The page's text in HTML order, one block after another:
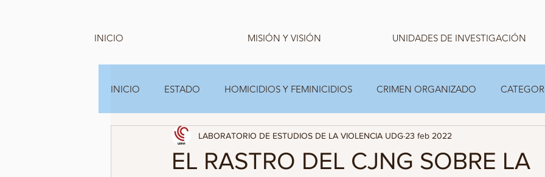
INICIO MISIÓN Y VISIÓN UNIDADES DE INVESTIGACIÓN
INICIO ESTADO HOMICIDIOS Y FEMINICIDIOS CRIMEN ORGANIZADO
GRUPOS FAMILIARES Y A.C CARPETA TEMPORAL FAMILIAS ESTADISTICA
EL RASTRO DEL CJNG SOBRE LA
LABORATORIO DE ESTUDIOS DE LA VIOLENCIA UDG 23 feb 2022